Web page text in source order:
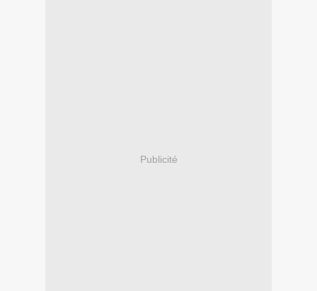
Publicité